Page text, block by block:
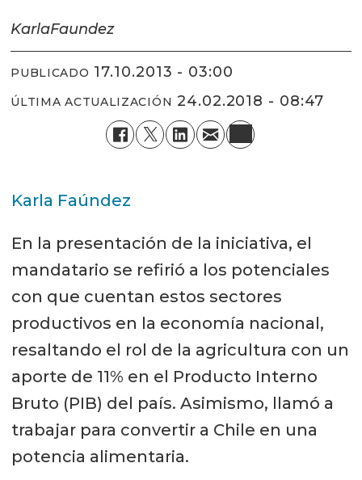
KarlaFaundez
PUBLICADO 17.10.2013 - 03:00
ÚLTIMA ACTUALIZACIÓN 24.02.2018 - 08:47
Karla Faúndez
En la presentación de la iniciativa, el
mandatario se refirió a los potenciales
con que cuentan estos sectores
productivos en la economía nacional,
resaltando el rol de la agricultura con un
aporte de 11% en el Producto Interno
Bruto (PIB) del país. Asimismo, llamó a
trabajar para convertir a Chile en una
potencia alimentaria.